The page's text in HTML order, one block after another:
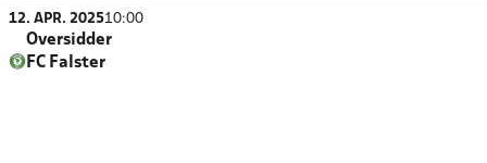
12. APR. 202510:00
Oversidder
FC Falster